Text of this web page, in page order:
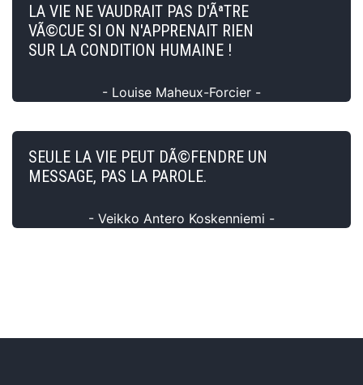
LA VIE NE VAUDRAIT PAS D'ÃªTRE
VÃ©CUE SI ON N'APPRENAIT RIEN
SUR LA CONDITION HUMAINE !
- Louise Maheux-Forcier -
SEULE LA VIE PEUT DÃ©FENDRE UN
MESSAGE, PAS LA PAROLE.
- Veikko Antero Koskenniemi -